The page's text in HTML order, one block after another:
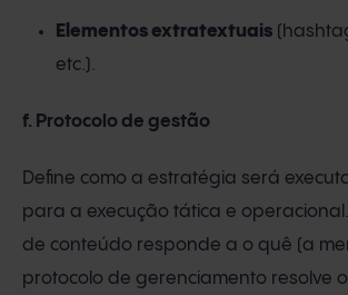
Elementos extratextuais
etc.).
f. Protocolo de gestão
Define como a estratégia será
para a execução tática e
de conteúdo responde a o quê (a
protocolo de gerenciamento resolve